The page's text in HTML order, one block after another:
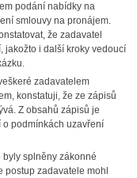
podání nabídky na
smlouvy na pronájem.
že zadavatel
jakožto i další kroky vedoucí
zadavatelem
konstatuji, že ze zápisů
Z obsahů zápisů je
podmínkách uzavření
splněny zákonné
zadavatele mohl